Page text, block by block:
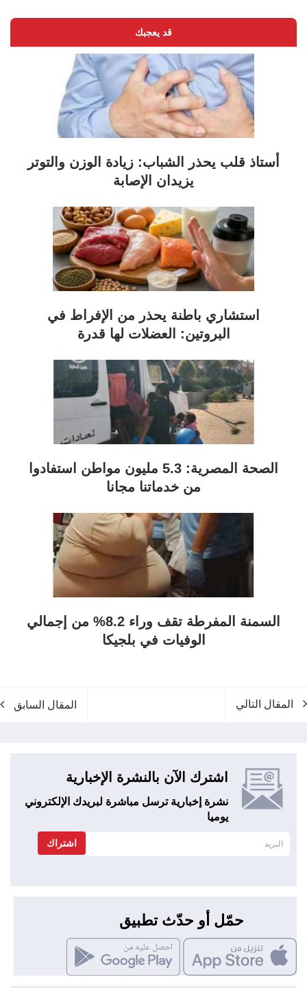
قد يعجبك
أستاذ قلب يحذر الشباب: زيادة الوزن والتوتر
يزيدان الإصابة
استشاري باطنة يحذر من الإفراط في
البروتين: العضلات لها قدرة
الصحة المصرية: 5.3 مليون مواطن استفادوا
من خدماتنا مجانا
السمنة المفرطة تقف وراء 8.2% من إجمالي
الوفيات في بلجيكا
المقال التالي المقال السابق
اشترك الآن بالنشرة الإخبارية
نشرة إخبارية ترسل مباشرة لبريدك الإلكتروني
يوميا
اشتراك
حمّل أو حدّث تطبيق